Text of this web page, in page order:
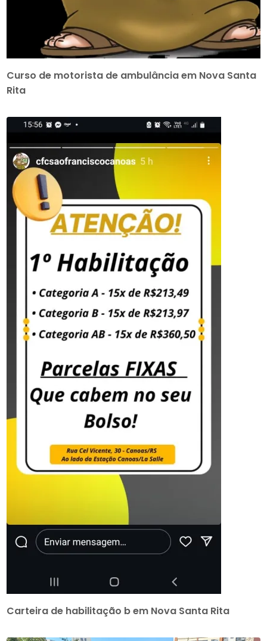
Curso de motorista de ambulância em Nova Santa
Rita
Carteira de habilitação b em Nova Santa Rita